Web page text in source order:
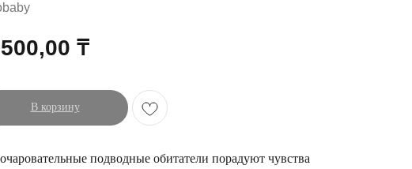
₸
В корзину
подводные обитатели порадуют чувства